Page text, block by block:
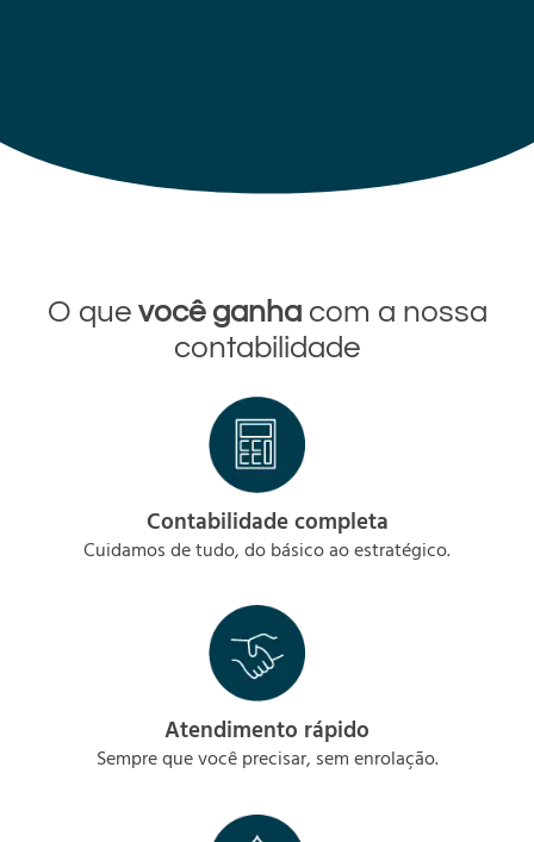
O que você ganhacom a nossa
contabilidade​
Contabilidade completa
Cuidamos de tudo, do básico ao estratégico.
Atendimento rápido
Sempre que você precisar, sem enrolação.